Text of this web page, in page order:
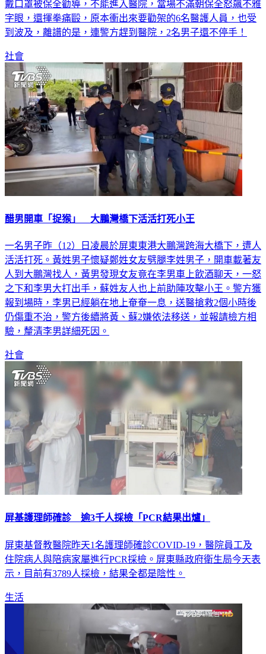
戴口罩被保全勸導，不能進入醫院，當場不滿朝保全怒飆不雅
字眼，還揮拳痛毆，原本衝出來要勸架的6名醫護人員，也受
到波及，離譜的是，連警方趕到醫院，2名男子還不停手！
社會
醋男開車「捉猴」 大鵬灣橋下活活打死小王
一名男子昨（12）日凌晨於屏東東港大鵬灣跨海大橋下，遭人
活活打死。黃姓男子懷疑鄭姓女友劈腿李姓男子，開車載著友
人到大鵬灣找人，黃男發現女友竟在李男車上飲酒聊天，一怒
之下和李男大打出手，蘇姓友人也上前助陣攻擊小王。警方獲
報到場時，李男已經躺在地上奄奄一息，送醫搶救2個小時後
仍傷重不治，警方後續將黃、蘇2嫌依法移送，並報請檢方相
驗，釐清李男詳細死因。
社會
屏基護理師確診 逾3千人採檢「PCR結果出爐」
屏東基督教醫院昨天1名護理師確診COVID-19，醫院員工及
住院病人與陪病家屬進行PCR採檢。屏東縣政府衛生局今天表
示，目前有3789人採檢，結果全都是陰性。
生活